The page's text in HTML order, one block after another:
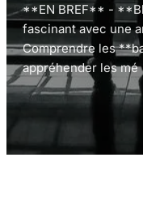
**EN BREF** -
fascinant avec une
Comprendre les
appréhender les mé